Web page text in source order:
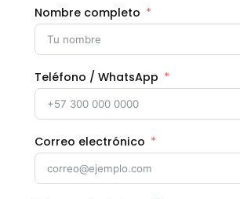
Nombre completo
Teléfono / WhatsApp
Correo electrónico